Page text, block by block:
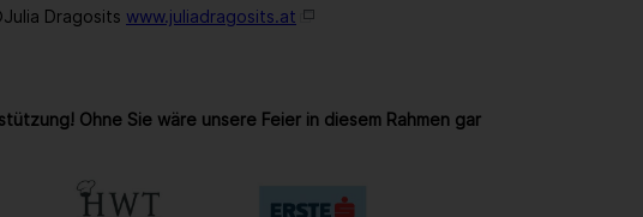
Dragosits www.juliadragosits.at
Ohne Sie wäre unsere Feier in diesem Rahmen gar